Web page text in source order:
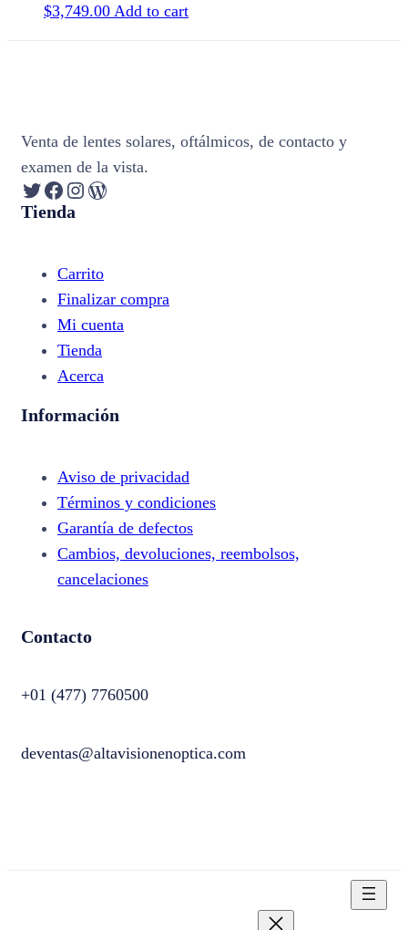
$3,749.00 Add to cart
Venta de lentes solares, oftálmicos, de contacto y
examen de la vista.
Twitter Facebook Instagram WordPress
Tienda
Carrito
Finalizar compra
Mi cuenta
Tienda
Acerca
Información
Aviso de privacidad
Términos y condiciones
Garantía de defectos
Cambios, devoluciones, reembolsos,
cancelaciones
Contacto
+01 (477) 7760500
deventas@altavisionenoptica.com